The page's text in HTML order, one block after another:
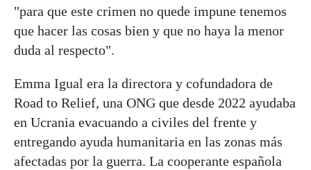
"para que este crimen no quede impune tenemos
que hacer las cosas bien y que no haya la menor
duda al respecto".
Emma Igual era la directora y cofundadora de
Road to Relief, una ONG que desde 2022 ayudaba
en Ucrania evacuando a civiles del frente y
entregando ayuda humanitaria en las zonas más
afectadas por la guerra. La cooperante española